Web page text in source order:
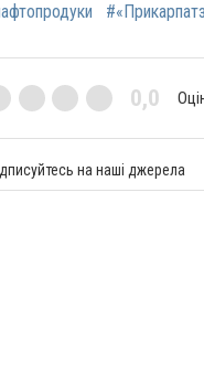
0,0
на наші джерела